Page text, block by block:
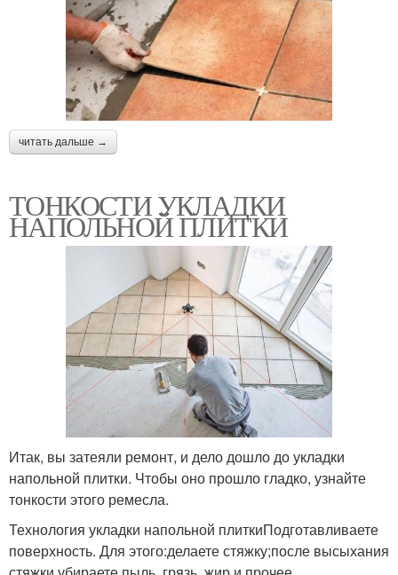
читать дальше →
ТОНКОСТИ УКЛАДКИ
НАПОЛЬНОЙ ПЛИТКИ
Итак, вы затеяли ремонт, и дело дошло до укладки
напольной плитки. Чтобы оно прошло гладко, узнайте
тонкости этого ремесла.
Технология укладки напольной плиткиПодготавливаете
поверхность. Для этого:делаете стяжку;после высыхания